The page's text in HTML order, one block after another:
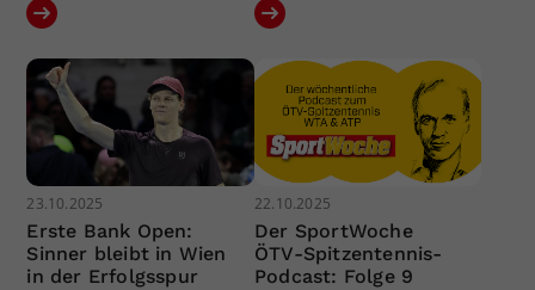
23.10.2025
Erste Bank Open:
Sinner bleibt in Wien
in der Erfolgsspur
22.10.2025
Der SportWoche
ÖTV-Spitzentennis-
Podcast: Folge 9